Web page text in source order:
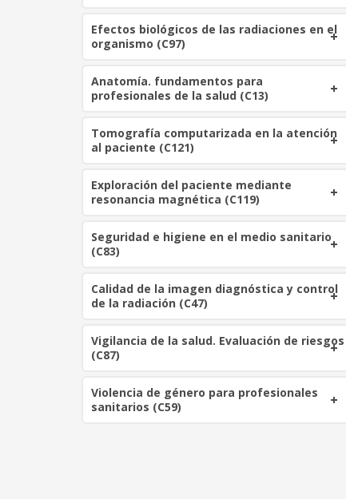
Efectos biológicos de las radiaciones en el
organismo (C97)
Anatomía. fundamentos para
profesionales de la salud (C13)
Tomografía computarizada en la atención
al paciente (C121)
Exploración del paciente mediante
resonancia magnética (C119)
Seguridad e higiene en el medio sanitario
(C83)
Calidad de la imagen diagnóstica y control
de la radiación (C47)
Vigilancia de la salud. Evaluación de riesgos
(C87)
Violencia de género para profesionales
sanitarios (C59)